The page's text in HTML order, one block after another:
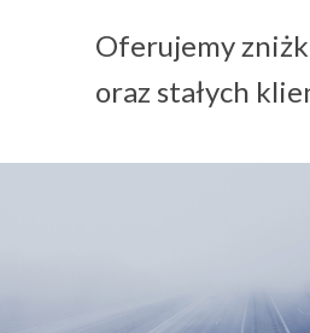
Oferujemy
oraz stałych